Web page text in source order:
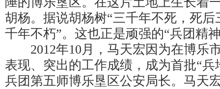
胡杨。据说胡杨树“三千年不死，死
千年不朽”。这也正是顽强的“兵团精
2012年10月，马天宏因为在博乐
表现、突出的工作成绩，成为首批“兵
兵团第五师博乐垦区公安局长。马天